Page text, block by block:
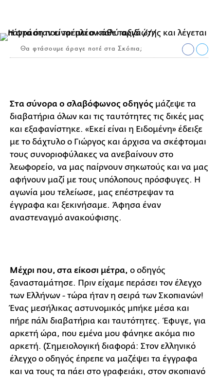
Θα φτάσουμε άραγε ποτέ στα Σκόπια;
Στα σύνορα ο σλαβόφωνος οδηγός μάζεψε τα
διαβατήρια όλων και τις ταυτότητες τις δικές μας
και εξαφανίστηκε. «Εκεί είναι η Ειδομένη» έδειξε
με το δάχτυλο ο Γιώργος και άρχισα να σκέφτομαι
τους συνοριοφύλακες να ανεβαίνουν στο
λεωφορείο, να μας παίρνουν σηκωτούς και να μας
αφήνουν μαζί με τους υπόλοπους πρόσφυγες. Η
αγωνία μου τελείωσε, μας επέστρεψαν τα
έγγραφα και ξεκινήσαμε. Άφησα έναν
αναστεναγμό ανακούφισης.
Μέχρι που, στα είκοσι μέτρα, ο οδηγός
ξανασταμάτησε. Πριν είχαμε περάσει τον έλεγχο
των Ελλήνων - τώρα ήταν η σειρά των Σκοπιανών!
Ένας μεσήλικας αστυνομικός μπήκε μέσα και
πήρε πάλι διαβατήρια και ταυτότητες. Έφυγε, για
αρκετή ώρα, που εμένα μου φάνηκε ακόμα πιο
αρκετή. (Σημειολογική διαφορά: Στον ελληνικό
έλεγχο ο οδηγός έπρεπε να μαζέψει τα έγγραφα
και να τους τα πάει στο γραφειάκι, στον σκοπιανό